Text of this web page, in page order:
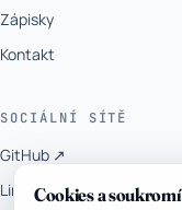
Zápisky
Kontakt
SOCIÁLNÍ SÍTĚ
GitHub ↗
LinkedIn ↗
Cookies a soukromí